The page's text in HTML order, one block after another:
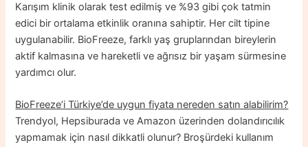
Karışım klinik olarak test edilmiş ve %93 gibi çok tatmin
edici bir ortalama etkinlik oranına sahiptir. Her cilt tipine
uygulanabilir. BioFreeze, farklı yaş gruplarından bireylerin
aktif kalmasına ve hareketli ve ağrısız bir yaşam sürmesine
yardımcı olur.
BioFreeze’i Türkiye’de uygun fiyata nereden satın alabilirim?
Trendyol, Hepsiburada ve Amazon üzerinden dolandırıcılık
yapmamak için nasıl dikkatli olunur? Broşürdeki kullanım